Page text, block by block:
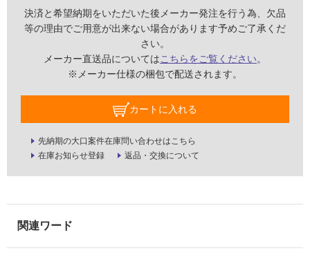
決済と希望納期をいただいた後メーカー発注を行う為、欠品
等の理由でご用意が出来ない場合があります予めご了承くだ
さい。
メーカー直送品についてはこちらをご覧ください。
※メーカー仕様の梱包で配送されます。
カートに入れる
先納期の大口案件在庫問い合わせはこちら
在庫お知らせ登録
返品・交換について
常
に
し
て
適
し
て
意